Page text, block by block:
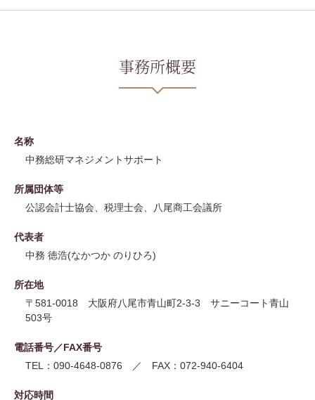
事務所概要
名称
中務総研マネジメントサポート
所属団体等
公認会計士協会、税理士会、八尾商工会議所
代表者
中務 徳浩(なかつか のりひろ)
所在地
〒581-0018 大阪府八尾市青山町2-3-3 サニーコート青山
503号
電話番号／FAX番号
TEL：090-4648-0876 ／ FAX：072-940-6404
対応時間